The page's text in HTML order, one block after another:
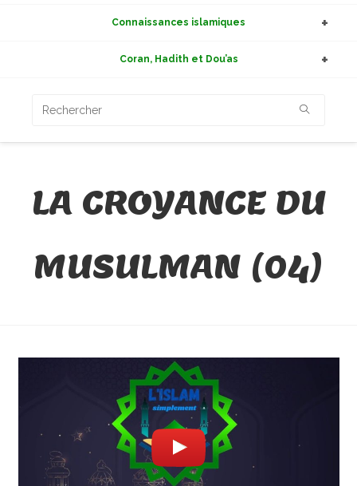
Connaissances islamiques
Coran, Hadith et Dou’as
LA CROYANCE DU
MUSULMAN (04)